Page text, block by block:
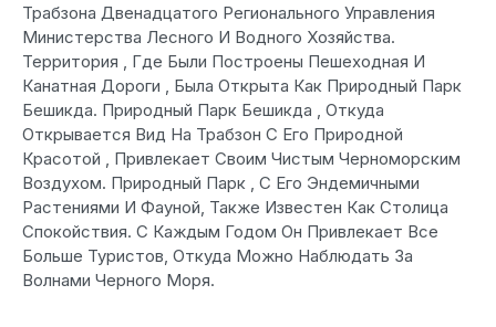
Трабзона Двенадцатого Регионального Управления
Министерства Лесного И Водного Хозяйства.
Территория , Где Были Построены Пешеходная И
Канатная Дороги , Была Открыта Как Природный Парк
Бешикда. Природный Парк Бешикда , Откуда
Открывается Вид На Трабзон С Его Природной
Красотой , Привлекает Своим Чистым Черноморским
Воздухом. Природный Парк , С Его Эндемичными
Растениями И Фауной, Такжe Известен Как Столица
Спокойствия. С Каждым Годом Он Привлекает Все
Больше Туристов, Откуда Можно Наблюдать За
Волнами Черного Моря.